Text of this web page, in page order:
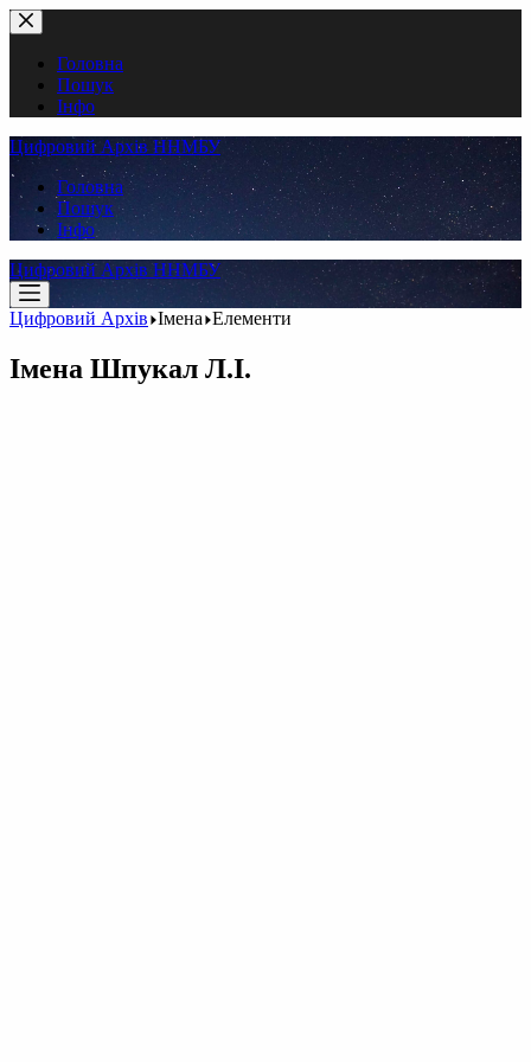
Перейти
до
вмістуГоловна
Пошук
Інфо
Цифровий Архів ННМБУ
Головна
Пошук
Інфо
Цифровий Архів ННМБУ
Цифровий Архів Імена Елементи
Імена Шпукал Л.І.